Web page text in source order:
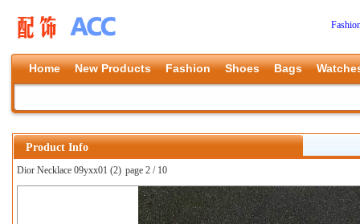
Home New Products Fashion Shoes Bags
Product Info
Dior Necklace 09yxx01 (2) page 2 / 10
上一张